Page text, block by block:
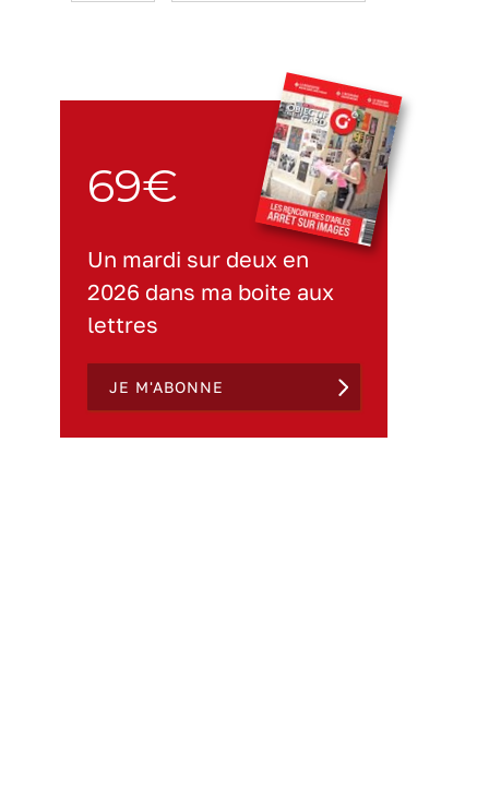
69€
Un mardi sur deux en
2026 dans ma boite aux
lettres
JE M'ABONNE